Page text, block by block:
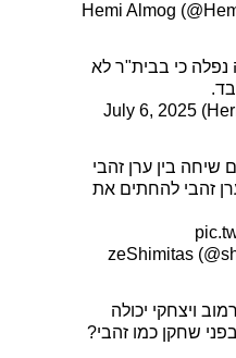
כי בבית"ר לא
July 6, 2025
22:75 תתקיים שיחה בין ערן זהבי
זהבי להחתים את
ויצחקי יכולה
שחקן כמו זהבי?